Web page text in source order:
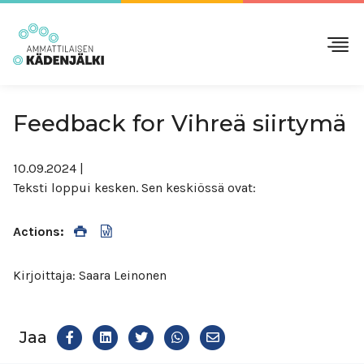
Feedback for Vihreä siirtymä
10.09.2024 |
Teksti loppui kesken. Sen keskiössä ovat:
Actions:
Kirjoittaja: Saara Leinonen
Jaa
Jaa
Facekookiin
Share
on
Jaa
Twitteriin
Jaa
WhatsAppiin